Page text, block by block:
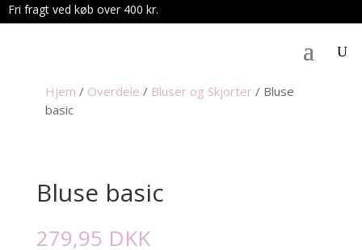
Fri fragt ved køb over 400 kr.
Hjem / Overdele / Bluser og Skjorter / Bluse
basic
Bluse basic
279,95 DKK